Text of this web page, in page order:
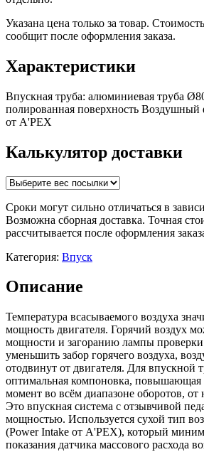
Указана цена только за товар.
сообщит после оформления заказа.
Характеристики
Впускная труба: алюминиевая труба
полированная поверхность Воздушный
от A'PEX
Калькулятор доставки
Сроки могут сильно отличаться в
Возможна сборная доставка. Точная
рассчитывается после оформления
Категория: Впуск
Описание
Температура всасываемого воздуха
мощность двигателя. Горячий воздух
мощности и загоранию лампы
уменьшить забор горячего воздуха,
отодвинут от двигателя. Для впускной
оптимальная компоновка,
момент во всём диапазоне оборотов,
Это впускная система с отзывчивой
мощностью. Используется сухой тип
(Power Intake от A'PEX), который
показания датчика массового расхода